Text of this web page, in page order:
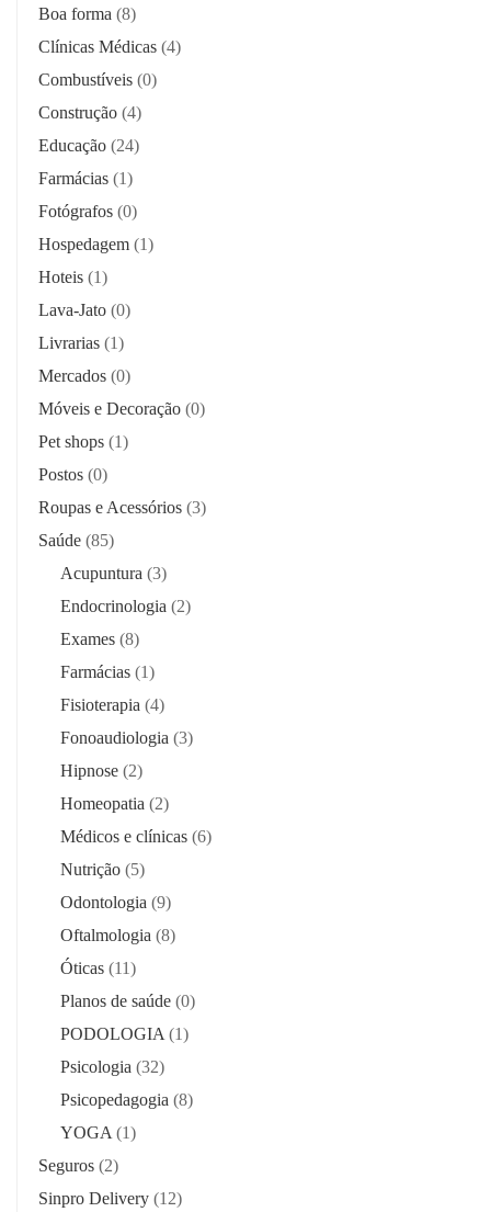
Boa forma (8)
Clínicas Médicas (4)
Combustíveis (0)
Construção (4)
Educação (24)
Farmácias (1)
Fotógrafos (0)
Hospedagem (1)
Hoteis (1)
Lava-Jato (0)
Livrarias (1)
Mercados (0)
Móveis e Decoração (0)
Pet shops (1)
Postos (0)
Roupas e Acessórios (3)
Saúde (85)
Acupuntura (3)
Endocrinologia (2)
Exames (8)
Farmácias (1)
Fisioterapia (4)
Fonoaudiologia (3)
Hipnose (2)
Homeopatia (2)
Médicos e clínicas (6)
Nutrição (5)
Odontologia (9)
Oftalmologia (8)
Óticas (11)
Planos de saúde (0)
PODOLOGIA (1)
Psicologia (32)
Psicopedagogia (8)
YOGA (1)
Seguros (2)
Sinpro Delivery (12)